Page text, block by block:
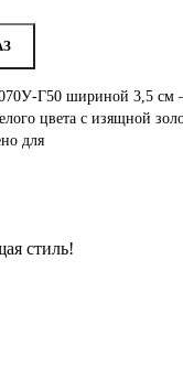
Г50 шириной 3,5 см
цвета с изящной
для
стиль!